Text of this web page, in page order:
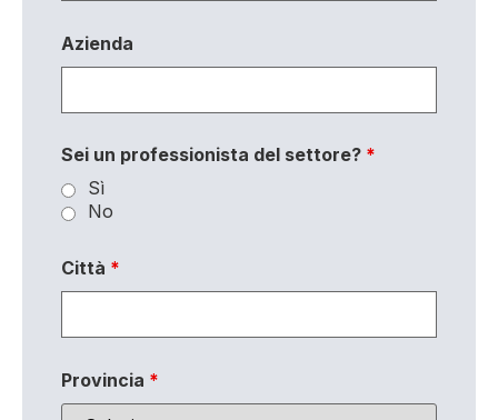
Azienda
Sei un professionista del settore? *
Sì
No
Città *
Provincia *